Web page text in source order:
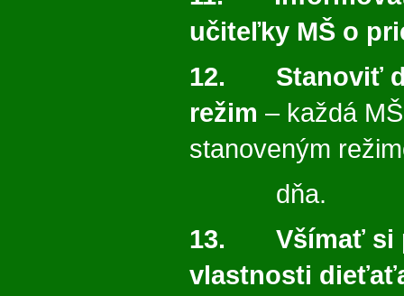
učiteľky MŠ o
12. Stanoviť
režim – každá
stanoveným
dňa.
13. Všímať si
vlastnosti